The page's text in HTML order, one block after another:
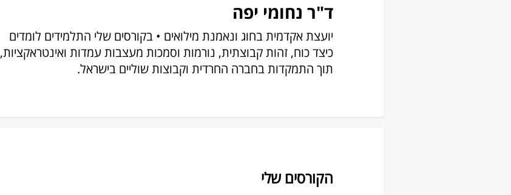
ד"ר נחומי יפה
יועצת אקדמית בחוג ונאמנת מילואים • בקורסים שלי התלמידים לומדים
כיצד כוח, זהות קבוצתית, נורמות וסמכות מעצבות עמדות ואינטראקציות,
תוך התמקדות בחברה החרדית וקבוצות שוליים בישראל.
הקורסים שלי